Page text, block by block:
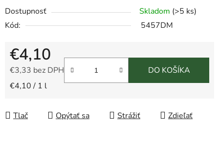
Dostupnosť Skladom (>5 ks)
Kód:
5457DM
€4,10
€3,33 bez DPH
Jednotková cena:
€4,10 / 1 l
DO KOŠÍKA
Tlač Opýtať sa Strážiť Zdieľať